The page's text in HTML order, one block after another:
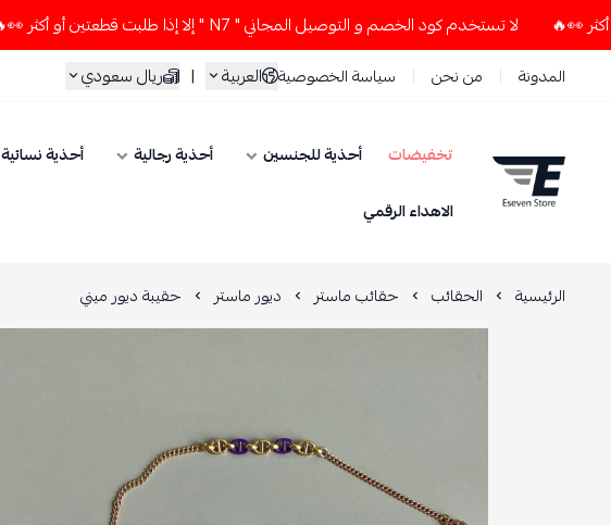
لا تستخدم كود الخصم و التوصيل المجاني " N7 " إلا إذا طلبت قطعتين أو أكثر 👀🔥
المدونة من نحن سياسة الخصوصية العربية | ريال سعودي
ESEVEN STORE
تخفيضات أحذية للجنسين أحذية رجالية أحذية نسائية
الاهداء الرقمي
الرئيسية الحقائب حقائب ماستر ديور ماستر حقيبة ديور ميني